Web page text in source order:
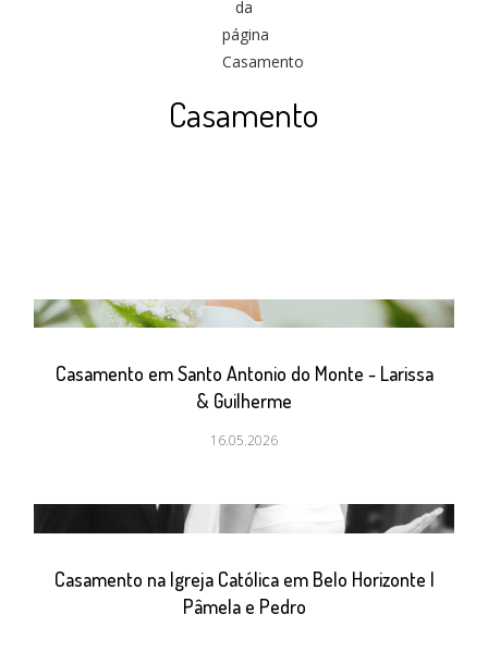
Casamento
Casamento em Santo Antonio do Monte - Larissa
& Guilherme
16.05.2026
Casamento na Igreja Católica em Belo Horizonte |
Pâmela e Pedro